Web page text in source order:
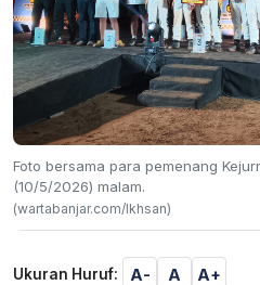
Foto bersama para pemenang
(10/5/2026) malam.
(wartabanjar.com/Ikhsan)
Ukuran Huruf: A- A A+